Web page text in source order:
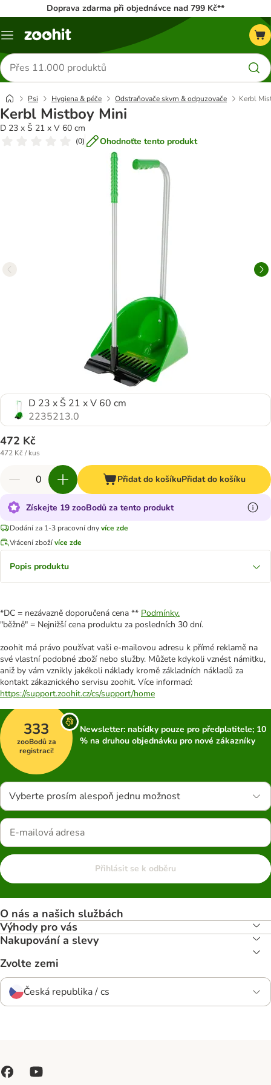
Doprava zdarma při objednávce nad 799 Kč**
Menu
Hledat
produkty
Psi Hygiena & péče Odstraňovače skvrn & odpuzovače Kerbl
Kerbl Mistboy Mini
D 23 x Š 21 x V 60 cm
(0) Ohodnoťte tento produkt
D 23 x Š 21 x V 60 cm
2235213.0
472 Kč
472 Kč / kus
Přidat do košíkuPřidat do košíku
Získejte 19 zooBodů za tento produkt
Dodání za 1-3 pracovní dnyvíce zde
Vrácení zbožívíce zde
Popis produktu
*DC = nezávazně doporučená cena ** Podmínky.
"běžně" = Nejnižší cena produktu za posledních 30 dní.
zoohit má právo používat vaši e-mailovou adresu k přímé reklamě na
své vlastní podobné zboží nebo služby. Můžete kdykoli vznést námitku,
aniž by vám vznikly jakékoli náklady kromě základních nákladů za
kontakt zákaznického servisu zoohit. Více informací:
https://support.zoohit.cz/cs/support/home
333
zooBodů za
registraci!
Newsletter: nabídky pouze pro předplatitele; 10
% na druhou objednávku pro nové zákazníky
Vyberte prosím alespoň jednu možnost
Přihlásit se k odběru
O nás a našich službách
Výhody pro vás
Nakupování a slevy
Zvolte zemi
Česká republika / cs